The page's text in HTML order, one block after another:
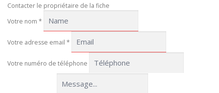
Contacter le propriétaire de la fiche
Votre nom *
Votre adresse email *
Votre numéro de téléphone